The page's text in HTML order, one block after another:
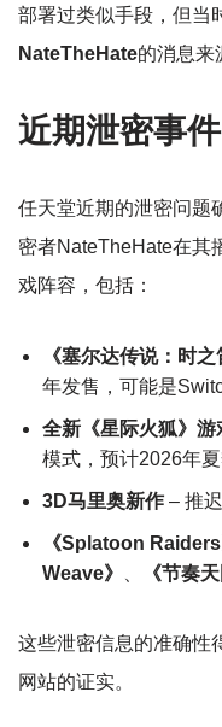
部署过类似手段，但当
NateTheHate的消息来
近期泄密事
任天堂近期的泄密问题
密者NateTheHate在其
戏阵容，包括：
《塞尔达传说：时
年发售，可能是
全新《星际火狐》游
模式，预计2026年
3D马里奥新作– 推
《Splatoon Raiders
Weave》
《节奏
这些泄密信息的准确性
网站的证实。